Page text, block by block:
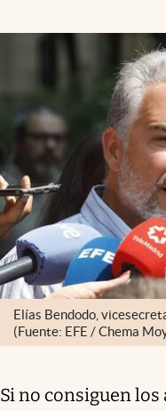
Elías Bendodo,
(Fuente: EFE / Chema
Si no consiguen los